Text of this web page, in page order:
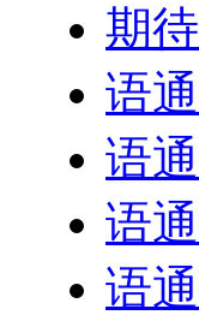
期
语
语
语
语